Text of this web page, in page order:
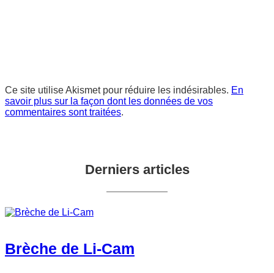
Ce site utilise Akismet pour réduire les indésirables. En
savoir plus sur la façon dont les données de vos
commentaires sont traitées.
Derniers articles
Brèche de Li-Cam